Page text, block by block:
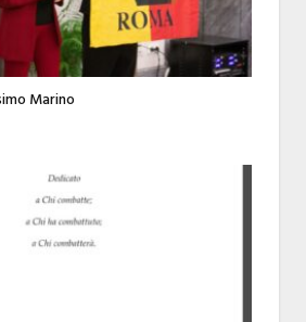
Marino